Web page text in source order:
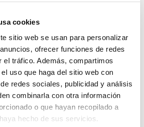
cookies
sitio web se usan para personalizar
ofrecer funciones de redes
el tráfico. Además, compartimos
uso que haga del sitio web con
redes sociales, publicidad y análisis
combinarla con otra información
o que hayan recopilado a
hecho de sus servicios.
Digital
de experiencia en el sector TIC
transversal de la tecnología
del negocio.
la creación, implantación y
de planes de estratégica digital,